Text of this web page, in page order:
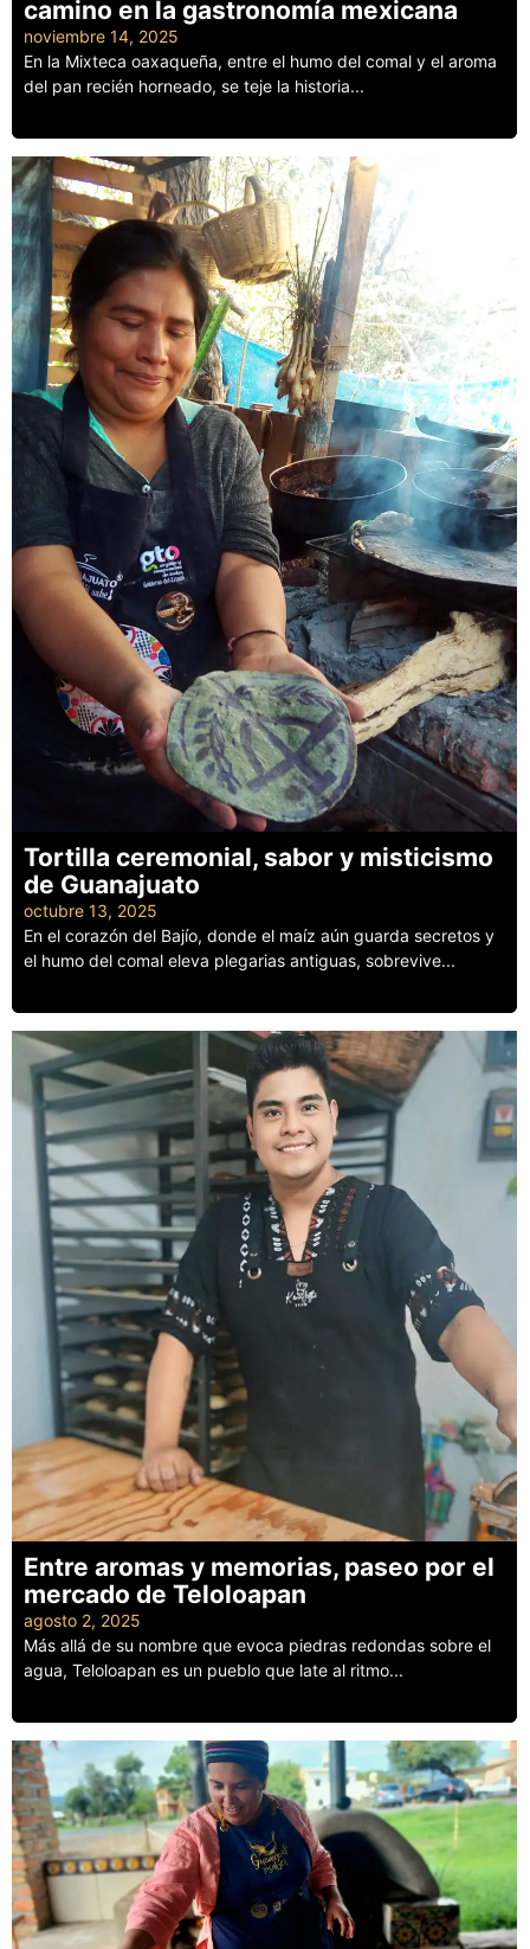
camino en la gastronomía mexicana
noviembre 14, 2025
En la Mixteca oaxaqueña, entre el humo del comal y el aroma
del pan recién horneado, se teje la historia...
Tortilla ceremonial, sabor y misticismo
de Guanajuato
octubre 13, 2025
En el corazón del Bajío, donde el maíz aún guarda secretos y
el humo del comal eleva plegarias antiguas, sobrevive...
Entre aromas y memorias, paseo por el
mercado de Teloloapan
agosto 2, 2025
Más allá de su nombre que evoca piedras redondas sobre el
agua, Teloloapan es un pueblo que late al ritmo...